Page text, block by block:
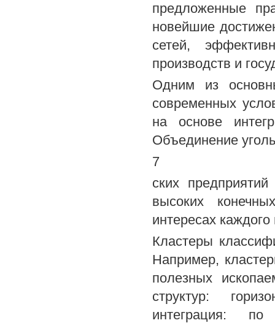
предложенные
новейшие
сетей,
производств и
Одним из
современных
на основе
Объединение
7
ских
высоких
интересах
Кластеры
Например,
полезных
структур:
интеграция: